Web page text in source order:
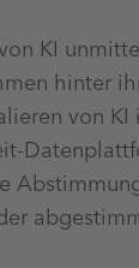
KI
hinter
von KI